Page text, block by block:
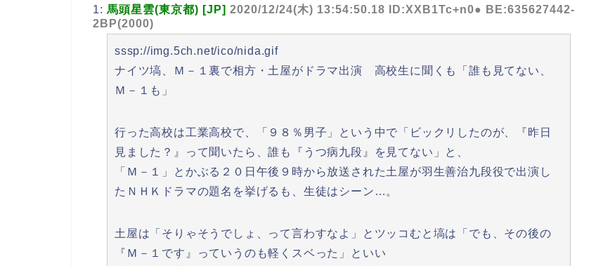
1: 馬頭星雲(東京都) [JP] 2020/12/24(木) 13:54:50.18 ID:XXB1Tc+n0● BE:635627442-
2BP(2000)
sssp://img.5ch.net/ico/nida.gif
ナイツ塙、Ｍ－１裏で相方・土屋がドラマ出演 高校生に聞くも「誰も見てない、
Ｍ－１も」
行った高校は工業高校で、「９８％男子」という中で「ビックリしたのが、『昨日
見ました？』って聞いたら、誰も『うつ病九段』を見てない」と、
「Ｍ－１」とかぶる２０日午後９時から放送された土屋が羽生善治九段役で出演し
たＮＨＫドラマの題名を挙げるも、生徒はシーン…。
土屋は「そりゃそうでしょ、って言わすなよ」とツッコむと塙は「でも、その後の
『Ｍ－１です』っていうのも軽くスベった」といい